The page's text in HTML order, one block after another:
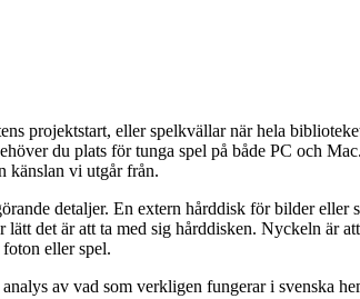
projektstart, eller spelkvällar när hela
du plats för tunga spel på både PC och
känslan vi utgår från.
detaljer. En extern hårddisk för bilder eller
det är att ta med sig hårddisken. Nyckeln är
eller spel.
av vad som verkligen fungerar i svenska